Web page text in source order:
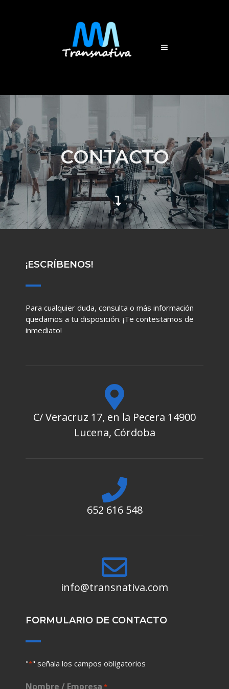
CONTACTO
¡ESCRÍBENOS!
Para cualquier duda, consulta o más información
quedamos a tu disposición. ¡Te contestamos de
inmediato!
C/ Veracruz 17, en la Pecera 14900
Lucena, Córdoba
652 616 548
info@transnativa.com
FORMULARIO DE CONTACTO
"*" señala los campos obligatorios
Nombre / Empresa *